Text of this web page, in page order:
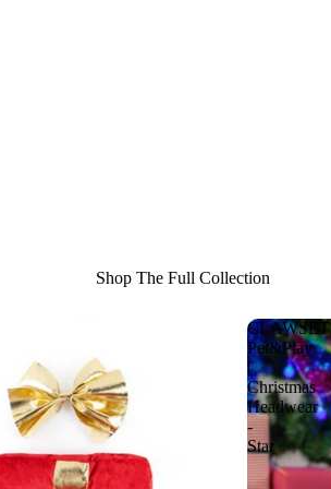
Shop The Full Collection
CLAWSET
Pet&Play
|
Christmas
Headwear
-
Star